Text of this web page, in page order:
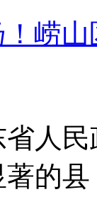
崂
民
的